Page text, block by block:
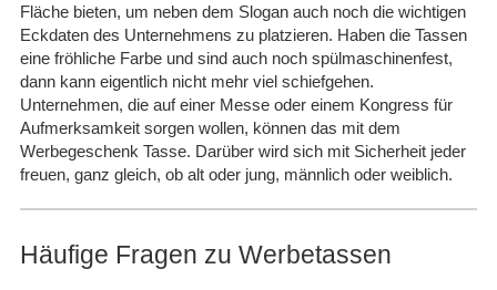
Fläche bieten, um neben dem Slogan auch noch die wichtigen
Eckdaten des Unternehmens zu platzieren. Haben die Tassen
eine fröhliche Farbe und sind auch noch spülmaschinenfest,
dann kann eigentlich nicht mehr viel schiefgehen.
Unternehmen, die auf einer Messe oder einem Kongress für
Aufmerksamkeit sorgen wollen, können das mit dem
Werbegeschenk Tasse. Darüber wird sich mit Sicherheit jeder
freuen, ganz gleich, ob alt oder jung, männlich oder weiblich.
Häufige Fragen zu Werbetassen